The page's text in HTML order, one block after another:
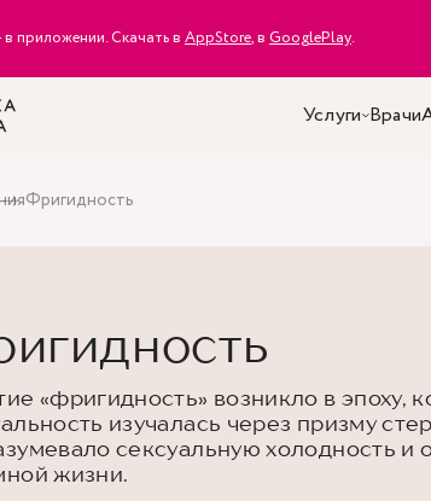
приложении. Скачать в AppStore, в GooglePlay.
Услуги Врачи
Фригидность
«фригидность» возникло в эпоху,
изучалась через призму
сексуальную холодность и
жизни.